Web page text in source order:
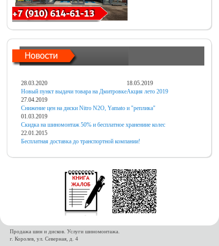
28.03.2020
Новый пункт выдачи товара на Дмитровке
18.05.2019
Акция лето 2019
27.04.2019
Снижение цен на диски Nitro N2O, Yamato и "реплика"
01.03.2019
Скидка на шиномонтаж 50% и бесплатное хранениие колес
22.01.2015
Бесплатная доставка до транспортной компании!
Продажа шин и дисков. Услуги шиномонтажа.
г. Королев, ул. Северная, д. 4